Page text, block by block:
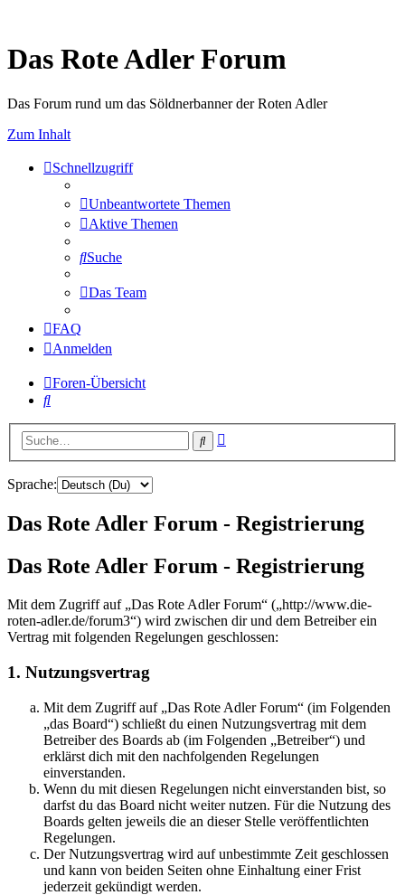
Das Rote Adler Forum
Das Forum rund um das Söldnerbanner der Roten Adler
Zum Inhalt
Schnellzugriff
Unbeantwortete Themen
Aktive Themen
Suche
Das Team
FAQ
Anmelden
Foren-Übersicht
Suche
Suche
Sprache:
Das Rote Adler Forum - Registrierung
Das Rote Adler Forum - Registrierung
Mit dem Zugriff auf „Das Rote Adler Forum“ („http://www.die-
roten-adler.de/forum3“) wird zwischen dir und dem Betreiber ein
Vertrag mit folgenden Regelungen geschlossen:
1. Nutzungsvertrag
Mit dem Zugriff auf „Das Rote Adler Forum“ (im Folgenden
„das Board“) schließt du einen Nutzungsvertrag mit dem
Betreiber des Boards ab (im Folgenden „Betreiber“) und
erklärst dich mit den nachfolgenden Regelungen
einverstanden.
Wenn du mit diesen Regelungen nicht einverstanden bist, so
darfst du das Board nicht weiter nutzen. Für die Nutzung des
Boards gelten jeweils die an dieser Stelle veröffentlichten
Regelungen.
Der Nutzungsvertrag wird auf unbestimmte Zeit geschlossen
und kann von beiden Seiten ohne Einhaltung einer Frist
jederzeit gekündigt werden.